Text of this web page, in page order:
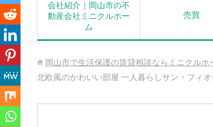
会社紹介｜岡山市の不
動産会社ミニクルホー
ム
売買
岡山市で生活保護の賃貸相談ならミニクル
北欧風のかわいい部屋 一人暮らしサン・フィ